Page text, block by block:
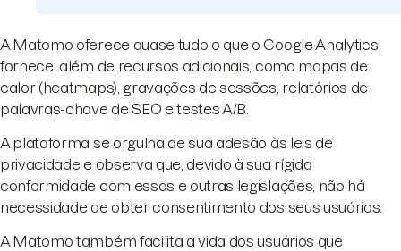
A Matomo oferece quase tudo o que o Google Analytics
fornece, além de recursos adicionais, como mapas de
calor (heatmaps), gravações de sessões, relatórios de
palavras-chave de SEO e testes A/B.
A plataforma se orgulha de sua adesão às leis de
privacidade e observa que, devido à sua rígida
conformidade com essas e outras legislações, não há
necessidade de obter consentimento dos seus usuários.
A Matomo também facilita a vida dos usuários que